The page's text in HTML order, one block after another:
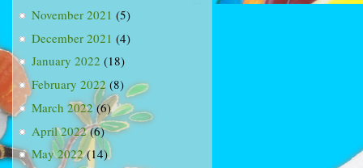
November 2021 (5)
December 2021 (4)
January 2022 (18)
February 2022 (8)
March 2022(6)
April 2022(6)
May 2022(14)